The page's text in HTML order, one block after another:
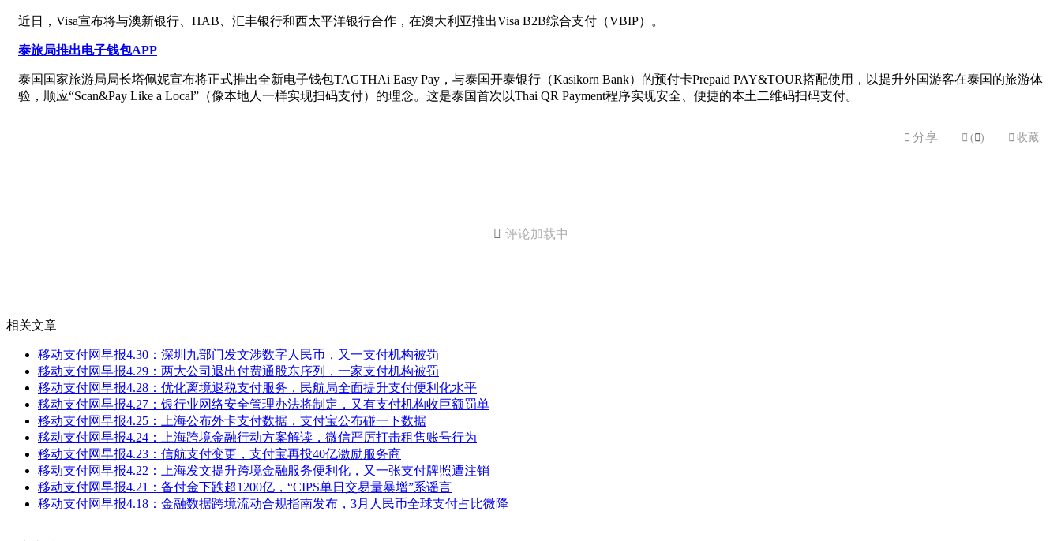
近日，Visa宣布将与澳新银行、HAB、汇丰银行和西太平洋银行合作，在澳大利亚推出Visa B2B综合支付（VBIP）。
泰旅局推出电子钱包APP
泰国国家旅游局局长塔佩妮宣布将正式推出全新电子钱包TAGTHAi Easy Pay，与泰国开泰银行（Kasikorn Bank）的预付卡Prepaid PAY&TOUR搭配使用，以提升外国游客在泰国的旅游体
验，顺应“Scan&Pay Like a Local”（像本地人一样实现扫码支付）的理念。这是泰国首次以Thai QR Payment程序实现安全、便捷的本土二维码扫码支付。
 分享  ( )  收藏
 评论加载中
相关文章
移动支付网早报4.30：深圳九部门发文涉数字人民币，又一支付机构被罚
移动支付网早报4.29：两大公司退出付费通股东序列，一家支付机构被罚
移动支付网早报4.28：优化离境退税支付服务，民航局全面提升支付便利化水平
移动支付网早报4.27：银行业网络安全管理办法将制定，又有支付机构收巨额罚单
移动支付网早报4.25：上海公布外卡支付数据，支付宝公布碰一下数据
移动支付网早报4.24：上海跨境金融行动方案解读，微信严厉打击租售账号行为
移动支付网早报4.23：信航支付变更，支付宝再投40亿激励服务商
移动支付网早报4.22：上海发文提升跨境金融服务便利化，又一张支付牌照遭注销
移动支付网早报4.21：备付金下跌超1200亿，“CIPS单日交易量暴增”系谣言
移动支付网早报4.18：金融数据跨境流动合规指南发布，3月人民币全球支付占比微降